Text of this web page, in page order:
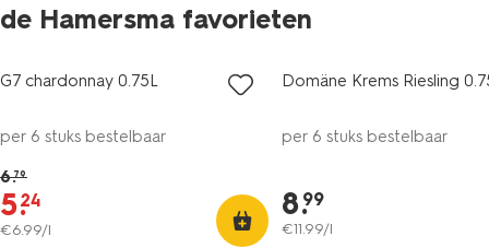
de Hamersma favorieten
korting
8
G7 chardonnay 0.75L
per 6 stuks bestelbaar
6.79
5.
24
€6.99/l
6=5
alleen online
9
Domäne Krems Riesling
per 6 stuks bestelbaar
8.99
€11.99/l